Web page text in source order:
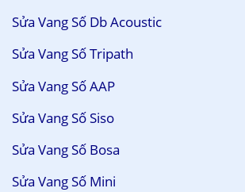
Sửa Vang Số Db Acoustic
Sửa Vang Số Tripath
Sửa Vang Số AAP
Sửa Vang Số Siso
Sửa Vang Số Bosa
Sửa Vang Số Mini